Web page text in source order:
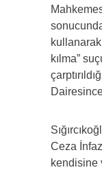
kılma”
Dairesince
Ceza
kendisine